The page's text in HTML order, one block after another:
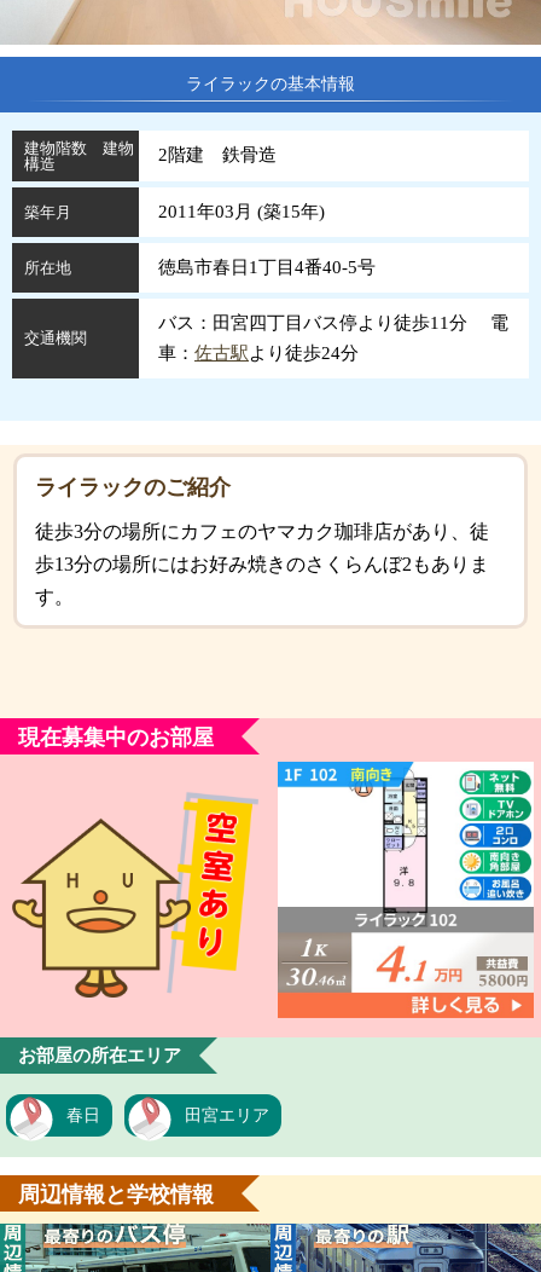
ライラックの基本情報
建物階数 建物
構造
2階建 鉄骨造
築年月 2011年03月 (築15年)
所在地 徳島市春日1丁目4番40-5号
交通機関
バス：田宮四丁目バス停より徒歩11分 電
車： 佐古駅より徒歩24分
ライラックのご紹介
徒歩3分の場所にカフェのヤマカク珈琲店があり、徒
歩13分の場所にはお好み焼きのさくらんぼ2もありま
す。
現在募集中のお部屋
お部屋の所在エリア
春日 田宮エリア
周辺情報と学校情報